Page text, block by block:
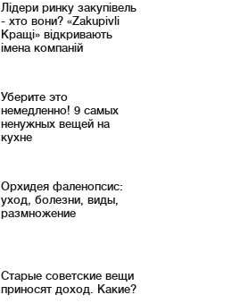
Лідери ринку закупівель
- хто вони? «Zakupivli
Кращі» відкривають
імена компаній
Уберите это
немедленно! 9 самых
ненужных вещей на
кухне
Орхидея фаленопсис:
уход, болезни, виды,
размножение
Старые советские вещи
приносят доход. Какие?